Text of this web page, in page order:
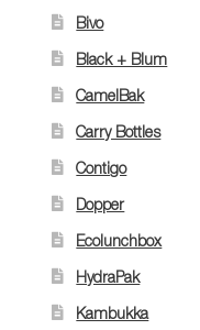
Bivo
Black + Blum
CamelBak
Carry Bottles
Contigo
Dopper
Ecolunchbox
HydraPak
Kambukka